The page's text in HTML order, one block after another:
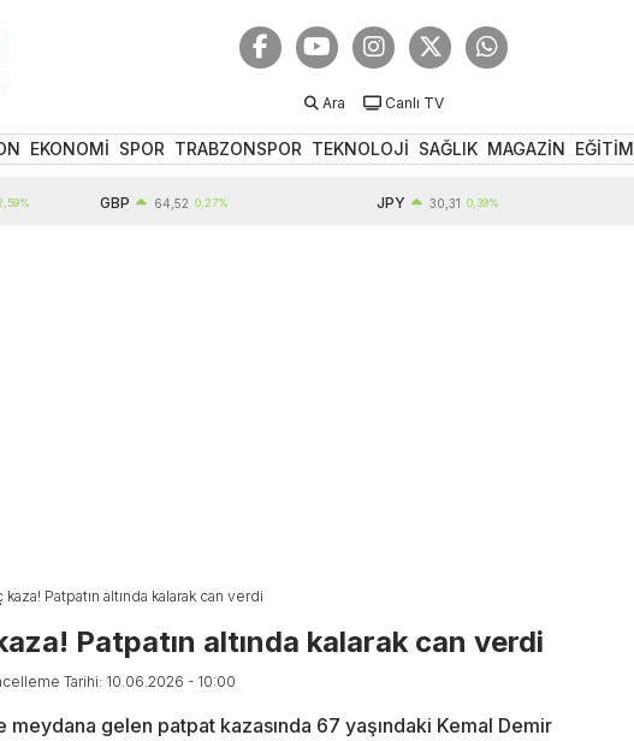
Ara Canlı TV
EKONOMİ SPOR TRABZONSPOR TEKNOLOJİ SAĞLIK MAGAZİN EĞİTİM
64,52 0,27% 30,31 0,39%
kaza! Patpatın altında kalarak can verdi
Patpatın altında kalarak can verdi
Tarihi: 10.06.2026 - 10:00
meydana gelen patpat kazasında 67 yaşındaki Kemal Demir